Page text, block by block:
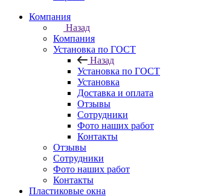
Компания
Назад
Компания
Установка по ГОСТ
Назад
Установка по ГОСТ
Установка
Доставка и оплата
Отзывы
Сотрудники
Фото наших работ
Контакты
Отзывы
Сотрудники
Фото наших работ
Контакты
Пластиковые окна